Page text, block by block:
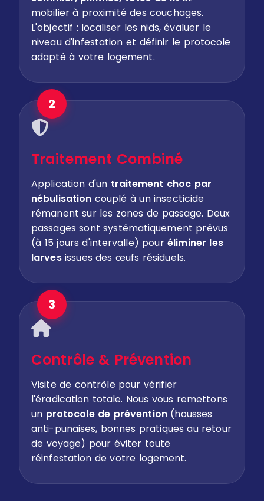
mobilier à proximité des couchages.
L'objectif : localiser les nids, évaluer le
niveau d'infestation et définir le protocole
adapté à votre logement.
2
Traitement Combiné
Application d'un traitement choc par
nébulisation couplé à un insecticide
rémanent sur les zones de passage. Deux
passages sont systématiquement prévus
(à 15 jours d'intervalle) pouréliminer les
larvesissues des œufs résiduels.
3
Contrôle & Prévention
Visite de contrôle pour vérifier
l'éradication totale. Nous vous remettons
un protocole de prévention(housses
anti-punaises, bonnes pratiques au retour
de voyage) pour éviter toute
réinfestation de votre logement.